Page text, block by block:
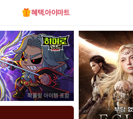
혜택.아이마트